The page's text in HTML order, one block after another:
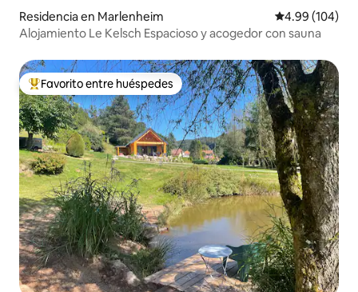
Residencia en Marlenheim Calificación
4.99 (104)
Alojamiento Le Kelsch Espacioso y acogedor con sauna
De los mejores en Favorito entre huéspedes
Favorito entre huéspedes